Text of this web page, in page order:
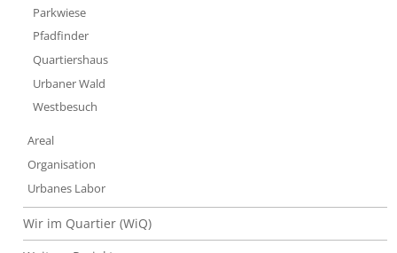
Parkwiese
Pfadfinder
Quartiershaus
Urbaner Wald
Westbesuch
Areal
Organisation
Urbanes Labor
Wir im Quartier (WiQ)